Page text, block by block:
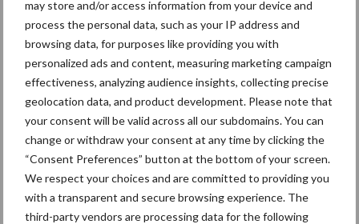
may store and/or access information from your device and
process the personal data, such as your IP address and
browsing data, for purposes like providing you with
personalized ads and content, measuring marketing campaign
effectiveness, analyzing audience insights, collecting precise
geolocation data, and product development. Please note that
your consent will be valid across all our subdomains. You can
change or withdraw your consent at any time by clicking the
“Consent Preferences” button at the bottom of your screen.
We respect your choices and are committed to providing you
with a transparent and secure browsing experience. The
third-party vendors are processing data for the following
Aanbevolen voor jou! luchtwassers
Luchtwassers weer op
MIA\Vamil-lijst
Eerste vergunningen in
Noord-Brabant verleend
voor luchtwassers